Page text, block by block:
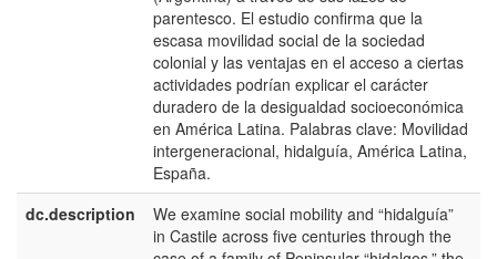
parentesco. El estudio confirma que la
escasa movilidad social de la sociedad
colonial y las ventajas en el acceso a ciertas
actividades podrían explicar el carácter
duradero de la desigualdad socioeconómica
en América Latina. Palabras clave: Movilidad
intergeneracional, hidalguía, América Latina,
España.
dc.description
We examine social mobility and “hidalguía”
in Castile across five centuries through the